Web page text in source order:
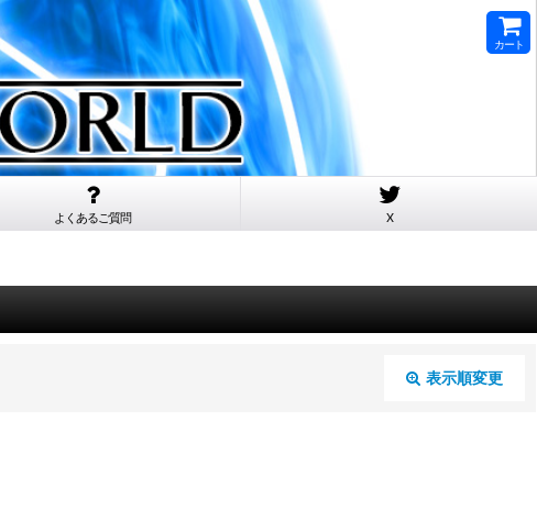
カート
よくあるご質問 X
表示順変更